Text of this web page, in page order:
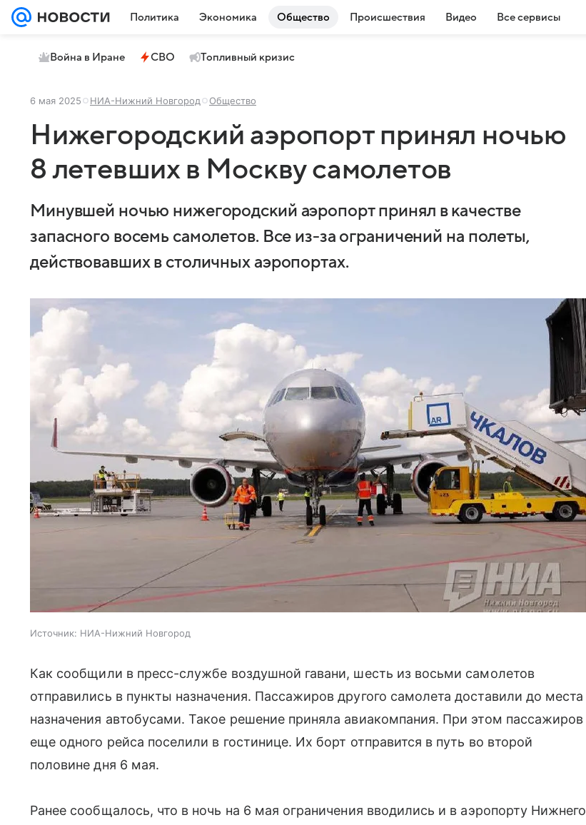
Политика Экономика Общество Происшествия Видео Все сервисы
Война в Иране СВО Топливный кризис
6 мая 2025 НИА-Нижний Новгород Общество
Нижегородский аэропорт принял ночью
8 летевших в Москву самолетов
Минувшей ночью нижегородский аэропорт принял в качестве
запасного восемь самолетов. Все из-за ограничений на полеты,
действовавших в столичных аэропортах.
Источник: НИА-Нижний Новгород
Как сообщили в пресс-службе воздушной гавани, шесть из восьми самолетов
отправились в пункты назначения. Пассажиров другого самолета доставили до места
назначения автобусами. Такое решение приняла авиакомпания. При этом пассажиров
еще одного рейса поселили в гостинице. Их борт отправится в путь во второй
половине дня 6 мая.
Ранее сообщалось, что в ночь на 6 мая ограничения вводились и в аэропорту Нижнего